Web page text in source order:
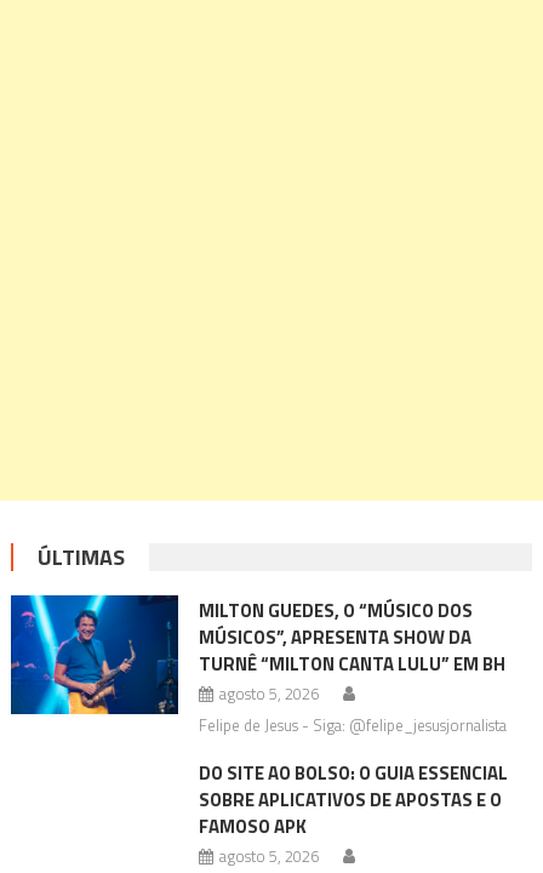
ÚLTIMAS
MILTON GUEDES, O “MÚSICO DOS
MÚSICOS”, APRESENTA SHOW DA
TURNÊ “MILTON CANTA LULU” EM BH
agosto 5, 2026
Felipe de Jesus - Siga: @felipe_jesusjornalista
DO SITE AO BOLSO: O GUIA ESSENCIAL
SOBRE APLICATIVOS DE APOSTAS E O
FAMOSO APK
agosto 5, 2026